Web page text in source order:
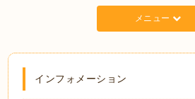
メニュー
インフォメーション